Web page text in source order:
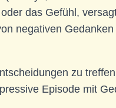
das Gefühl,
negativen
zu
Episode mit